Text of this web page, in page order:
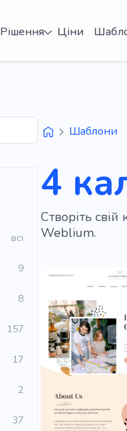
Рішення Ціни
всі
9
8
157
17
2
37
Шаблони
4
Створіть
Weblium.